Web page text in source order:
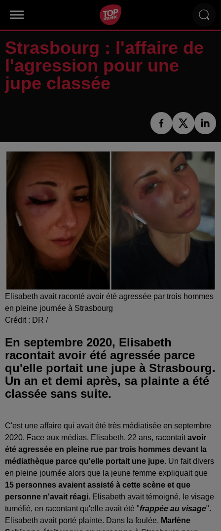
Strasbourg : l'affaire de
l'agression pour une
jupe classée
Elisabeth avait raconté avoir été agressée par trois hommes
en pleine journée à Strasbourg
Crédit : DR /
En septembre 2020, Elisabeth
racontait avoir été agressée parce
qu'elle portait une jupe à Strasbourg.
Un an et demi après, sa plainte a été
classée sans suite.
C'est une affaire qui avait été très médiatisée en septembre
2020. Face aux médias, Elisabeth, 22 ans, racontaitavoir
été agressée en pleine rue par trois hommes devant la
médiathèque parce qu'elle portait une jupe. Un fait divers
en pleine journée alors que la jeune femme expliquait que
15 personnes avaient assisté à cette scène et que
personne n'avait réagi. Elisabeth avait témoigné, le visage
tuméfié, en racontant qu'elle avait été "frappée au visage".
Elisabeth avait porté plainte. Dans la foulée, Marlène